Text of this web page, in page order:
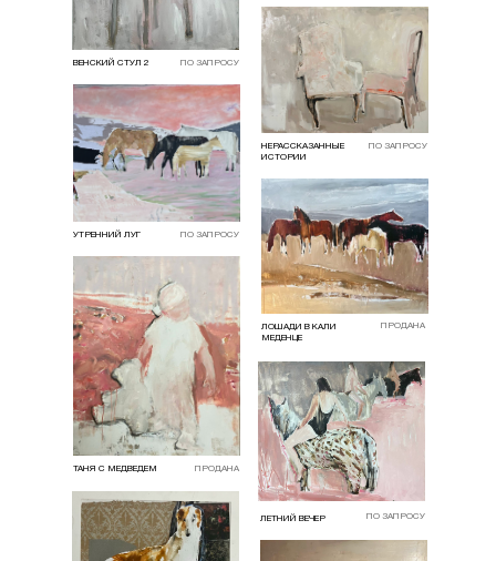
ПО ЗАПРОСУ
ПО ЗАПРОСУ
ТАНЯ С МЕДВЕДЕМ ПРОДАНА
ВЕНСКИЙ СТУЛ 2
УТРЕННИЙ ЛУГ
НЕРАССКАЗАННЫЕ
ИСТОРИИ
ЛЕТНИЙ ВЕЧЕР ПО ЗАПРОСУ
ЛОШАДИ В КАЛИ
МЕДЕНЦЕ
ПРОДАНА
ПО ЗАПРОСУ